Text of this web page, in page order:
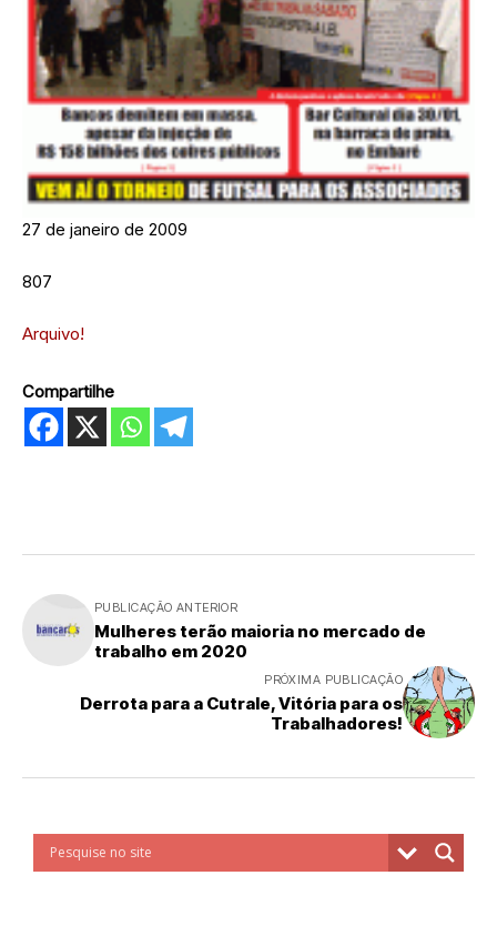
27 de janeiro de 2009
807
Arquivo!
Compartilhe
PUBLICAÇÃO ANTERIOR
Mulheres terão maioria no mercado de
trabalho em 2020
PRÓXIMA PUBLICAÇÃO
Derrota para a Cutrale, Vitória para os
Trabalhadores!